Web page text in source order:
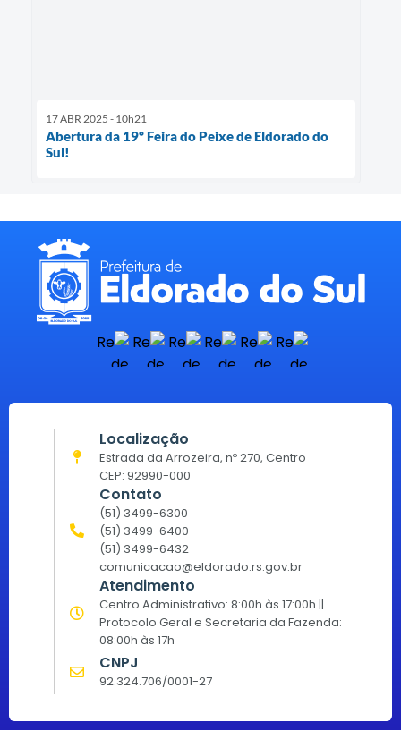
17 ABR 2025 - 10h21
Abertura da 19º Feira do Peixe de Eldorado do
Sul!
Localização
Estrada da Arrozeira, nº 270, Centro
CEP: 92990-000
Contato
(51) 3499-6300
(51) 3499-6400
(51) 3499-6432
comunicacao@eldorado.rs.gov.br
Atendimento
Centro Administrativo: 8:00h às 17:00h ||
Protocolo Geral e Secretaria da Fazenda:
08:00h às 17h
CNPJ
92.324.706/0001-27